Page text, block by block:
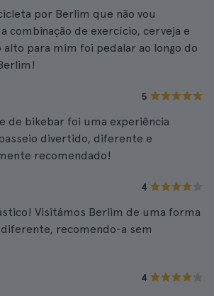
por Berlim que não vou
combinação de exercício, cerveja e
para mim foi pedalar ao longo do
5
de bikebar foi uma experiência
divertido, diferente e
recomendado!
4
Visitámos Berlim de uma forma
recomendo-a sem
4